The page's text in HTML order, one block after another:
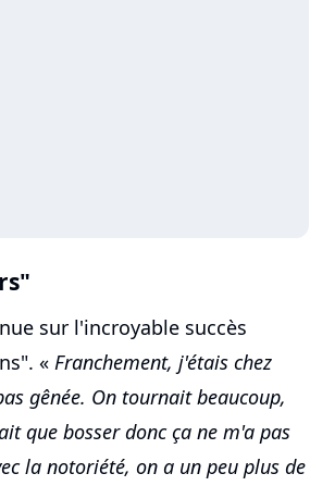
sur l'incroyable succès
« Franchement, j'étais chez
gênée. On tournait beaucoup,
que bosser donc ça ne m'a pas
la notoriété, on a un peu plus de